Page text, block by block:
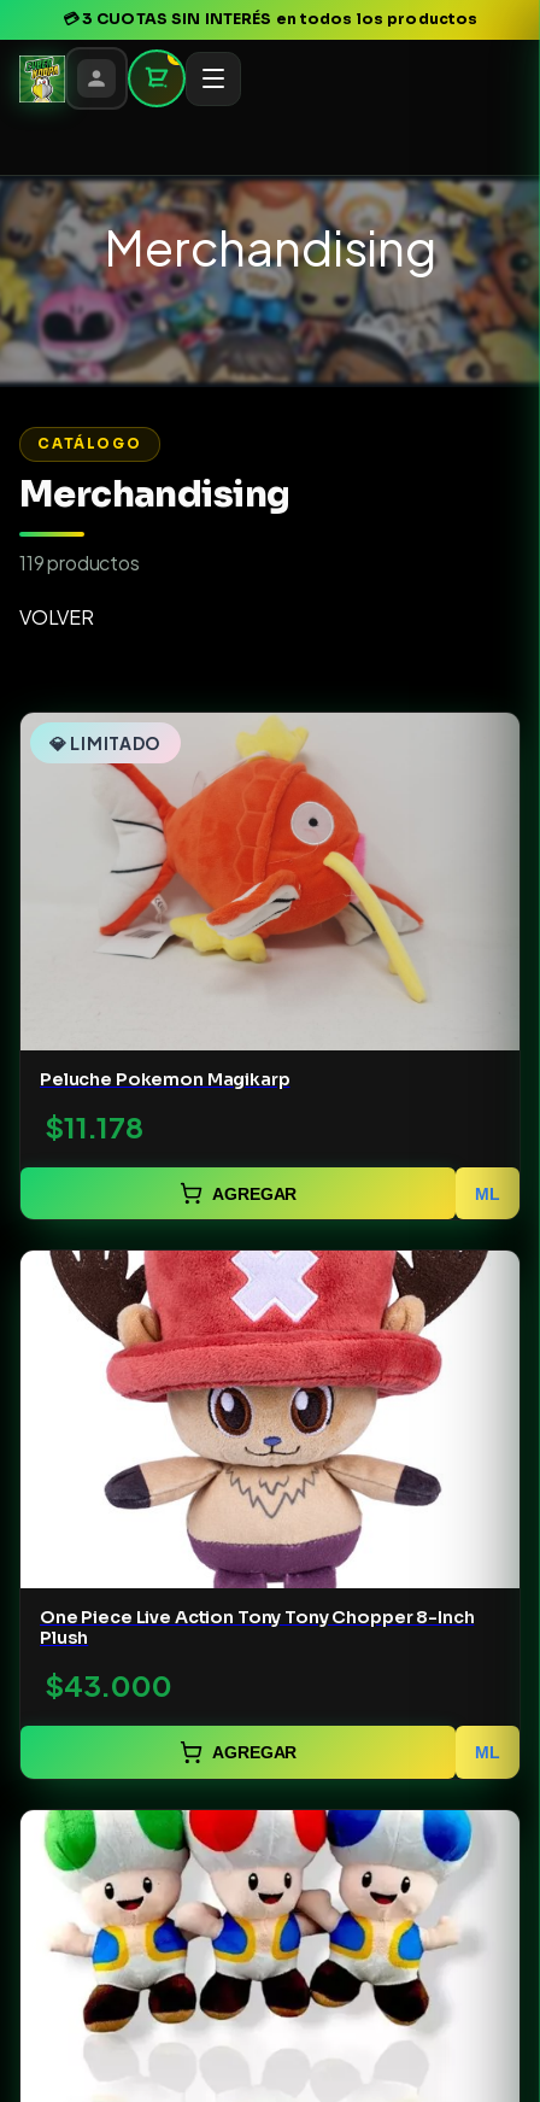
💳3 CUOTAS SIN INTERÉS en todos los productos
0
Merchandising
CATÁLOGO
Merchandising
119 productos
VOLVER
💎 LIMITADO
Peluche Pokemon Magikarp
$11.178
AGREGAR ML
One Piece Live Action Tony Tony Chopper 8-Inch
Plush
$43.000
AGREGAR ML